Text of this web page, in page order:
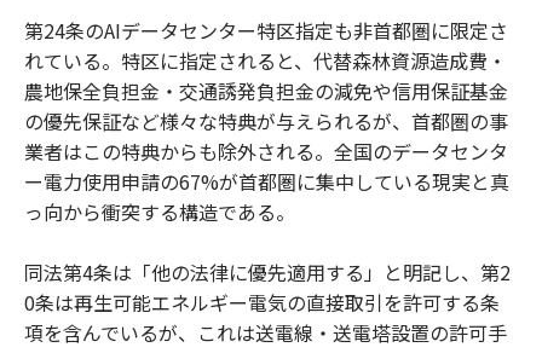
第24条のAIデータセンター特区指定も非首都圏に限定さ
れている。特区に指定されると、代替森林資源造成費・
農地保全負担金・交通誘発負担金の減免や信用保証基金
の優先保証など様々な特典が与えられるが、首都圏の事
業者はこの特典からも除外される。全国のデータセンタ
ー電力使用申請の67%が首都圏に集中している現実と真
っ向から衝突する構造である。
同法第4条は「他の法律に優先適用する」と明記し、第2
0条は再生可能エネルギー電気の直接取引を許可する条
項を含んでいるが、これは送電線・送電塔設置の許可手